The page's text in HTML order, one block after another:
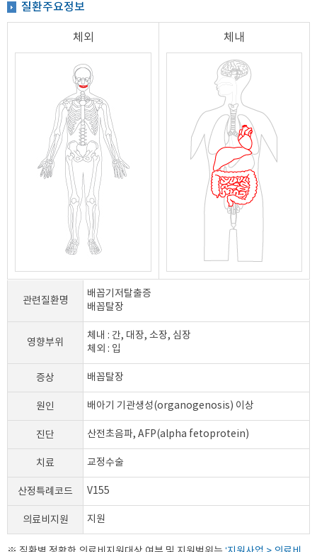
질환주요정보
체외 체내
관련질환명
배꼽기저탈출증
배꼽탈장
영향부위
체내 : 간, 대장, 소장, 심장
체외 : 입
증상 배꼽탈장
원인 배아기 기관생성(organogenosis) 이상
진단 산전초음파, AFP(alpha fetoprotein)
치료 교정수술
산정특례코드 V155
의료비지원 지원